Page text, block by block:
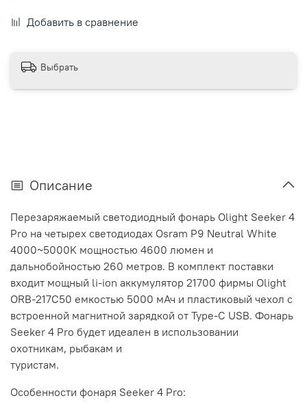
Добавить в сравнение
Выбрать
Описание
Перезаряжаемый светодиодный фонарь Olight Seeker 4
Pro на четырех светодиодах Osram P9 Neutral White
4000~5000K мощностью 4600 люмен и
дальнобойностью 260 метров. В комплект поставки
входит мощный li-ion аккумулятор 21700 фирмы Olight
ORB-217C50 емкостью 5000 мАч и пластиковый чехол с
встроенной магнитной зарядкой от Type-C USB. Фонарь
Seeker 4 Pro будет идеален в использовании
охотникам, рыбакам и
туристам.
Особенности фонаря Seeker 4 Pro: